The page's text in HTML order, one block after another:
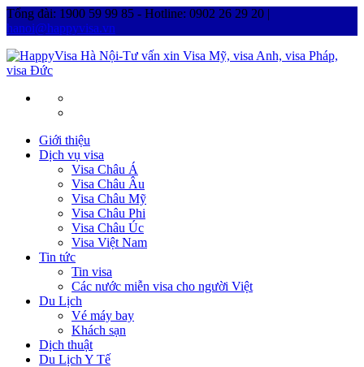
Tổng đài: 1900 59 99 85 - Hotline: 0902 26 29 20 |
hanoi@happyvisa.vn
Giới thiệu
Dịch vụ visa
Visa Châu Á
Visa Châu Âu
Visa Châu Mỹ
Visa Châu Phi
Visa Châu Úc
Visa Việt Nam
Tin tức
Tin visa
Các nước miễn visa cho người Việt
Du Lịch
Vé máy bay
Khách sạn
Dịch thuật
Du Lịch Y Tế